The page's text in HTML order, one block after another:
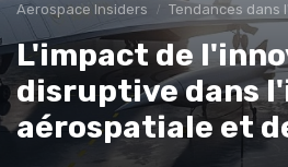
Aerospace Insiders Tendances dans
L'impact de
disruptive dans
aérospatiale et